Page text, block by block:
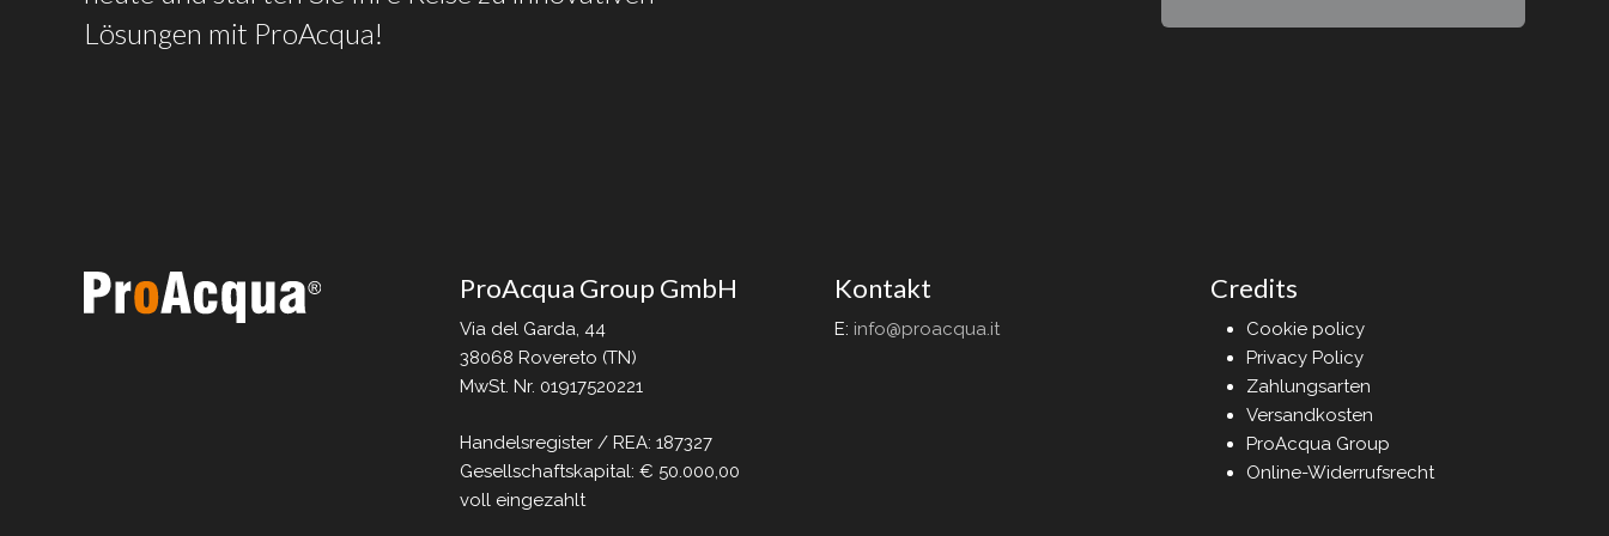
Lösungen mit ProAcqua!
ProAcqua Group GmbH
Via del Garda, 44
38068 Rovereto (TN)
MwSt. Nr. 01917520221
Handelsregister / REA: 187327
Gesellschaftskapital: € 50.000,00
voll eingezahlt
Kontakt
E: info@proacqua.it
Credits
Cookie policy
Privacy Policy
Zahlungsarten
Versandkosten
ProAcqua Group
Online-Widerrufsrecht